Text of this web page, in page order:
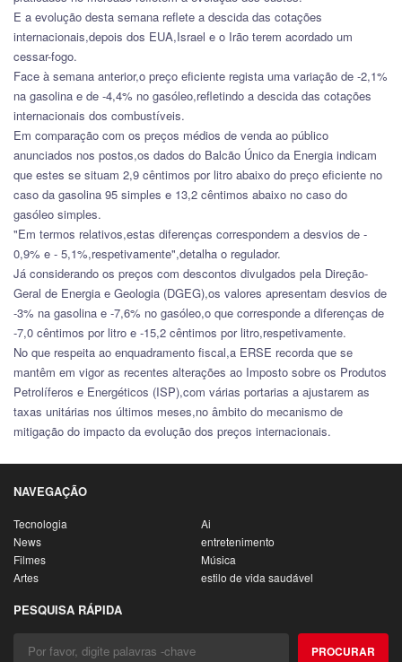
E a evolução desta semana reflete a descida das cotações
internacionais,depois dos EUA,Israel e o Irão terem acordado um
cessar-fogo.
Face à semana anterior,o preço eficiente regista uma variação de -2,1%
na gasolina e de -4,4% no gasóleo,refletindo a descida das cotações
internacionais dos combustíveis.
Em comparação com os preços médios de venda ao público
anunciados nos postos,os dados do Balcão Único da Energia indicam
que estes se situam 2,9 cêntimos por litro abaixo do preço eficiente no
caso da gasolina 95 simples e 13,2 cêntimos abaixo no caso do
gasóleo simples.
"Em termos relativos,estas diferenças correspondem a desvios de -
0,9% e - 5,1%,respetivamente",detalha o regulador.
Já considerando os preços com descontos divulgados pela Direção-
Geral de Energia e Geologia (DGEG),os valores apresentam desvios de
-3% na gasolina e -7,6% no gasóleo,o que corresponde a diferenças de
-7,0 cêntimos por litro e -15,2 cêntimos por litro,respetivamente.
No que respeita ao enquadramento fiscal,a ERSE recorda que se
mantêm em vigor as recentes alterações ao Imposto sobre os Produtos
Petrolíferos e Energéticos (ISP),com várias portarias a ajustarem as
taxas unitárias nos últimos meses,no âmbito do mecanismo de
mitigação do impacto da evolução dos preços internacionais.
NAVEGAÇÃO
Tecnologia
Ai
News
entretenimento
Filmes
Música
Artes
estilo de vida saudável
PESQUISA RÁPIDA
PROCURAR